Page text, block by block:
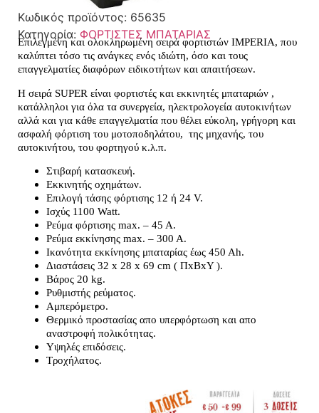
Κωδικός προϊόντος: 65635
Κατηγορία: ΦΟΡΤΙΣΤΕΣ ΜΠΑΤΑΡΙΑΣ
Επιλεγμένη και ολοκληρωμένη σειρά φορτιστών IMPERIA, που
καλύπτει τόσο τις ανάγκες ενός ιδιώτη, όσο και τους
επαγγελματίες διαφόρων ειδικοτήτων και απαιτήσεων.
Η σειρά SUPER είναι φορτιστές και εκκινητές μπαταριών ,
κατάλληλοι για όλα τα συνεργεία, ηλεκτρολογεία αυτοκινήτων
αλλά και για κάθε επαγγελματία που θέλει εύκολη, γρήγορη και
ασφαλή φόρτιση του μοτοποδηλάτου, της μηχανής, του
αυτοκινήτου, του φορτηγού κ.λ.π.
Στιβαρή κατασκευή.
Εκκινητής οχημάτων.
Επιλογή τάσης φόρτισης 12 ή 24 V.
Ισχύς 1100 Watt.
Ρεύμα φόρτισης max. – 45 A.
Ρεύμα εκκίνησης max. – 300 A.
Ικανότητα εκκίνησης μπαταρίας έως 450 Αh.
Διαστάσεις 32 x 28 x 69 cm ( ΠxΒxΥ ).
Βάρος 20 kg.
Ρυθμιστής ρεύματος.
Αμπερόμετρο.
Θερμικό προστασίας απο υπερφόρτωση και απο
αναστροφή πολικότητας.
Υψηλές επιδόσεις.
Τροχήλατος.